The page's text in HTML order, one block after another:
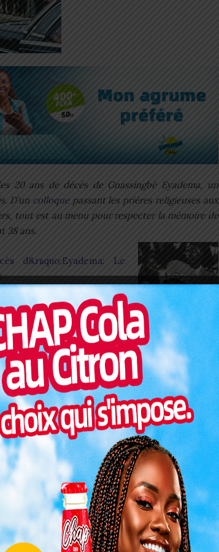
20 ans de décès de Gnassingbé Eyadema, un
D’un colloquepassant les prières religieuses aux
tout est au menu pour respecter la mémoire de
38 ans.
d&rsquo;Eyadema: Le
des 20 ans de
février sur les hommages rendus au général
Nyivé Centre
Dans la préfecture de la Kozah:
A Pya